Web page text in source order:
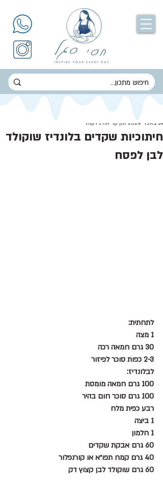
חיתוכיות שקדים בלונדיז שוקולד
לבן לפסח
14 באפר׳ 2024
זמן קריאה 1 דקות
לתחתית:
1 מצה
30 גרם חמאה רכה
2-3 כפות סוכר לפיזור
לבלונדיז:
100 גרם חמאה מומסת
100 גרם סוכר חום בהיר
רבע כפית מלח
1 ביצה
1 חלמון
60 גרם אבקת שקדים
40 גרם קמח תפו״א או קורנפלור
60 גרם שוקולד לבן קצוץ דק